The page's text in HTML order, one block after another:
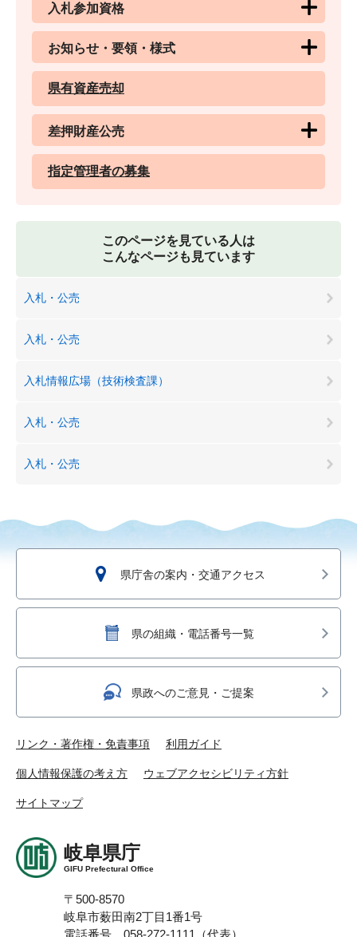
入札参加資格
お知らせ・要領・様式
県有資産売却
差押財産公売
指定管理者の募集
このページを見ている人は
こんなページも見ています
入札・公売
入札・公売
入札情報広場（技術検査課）
入札・公売
入札・公売
県庁舎の案内・交通アクセス
県の組織・電話番号一覧
県政へのご意見・ご提案
リンク・著作権・免責事項 利用ガイド
個人情報保護の考え方 ウェブアクセシビリティ方針
サイトマップ
岐阜県庁
GIFU Prefectural Office
〒500-8570
岐阜市薮田南2丁目1番1号
電話番号 058-272-1111（代表）